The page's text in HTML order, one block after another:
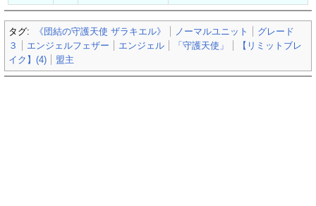
タグ: 《団結の守護天使 ザラキエル》 ノーマルユニット
グレード
３
エンジェルフェザー エンジェル 「守護天使」
【リミットブレ
イク】(4)
盟主